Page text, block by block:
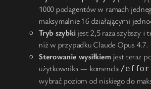
1000 podagentów w ramach
maksymalnie 16 działającymi
Tryb szybkijest 2,5 raza szybszy i
niż w przypadku Claude Opus 4.7.
Sterowanie wysiłkiem jest teraz
użytkownika — komenda /
wybrać poziom od niskiego do